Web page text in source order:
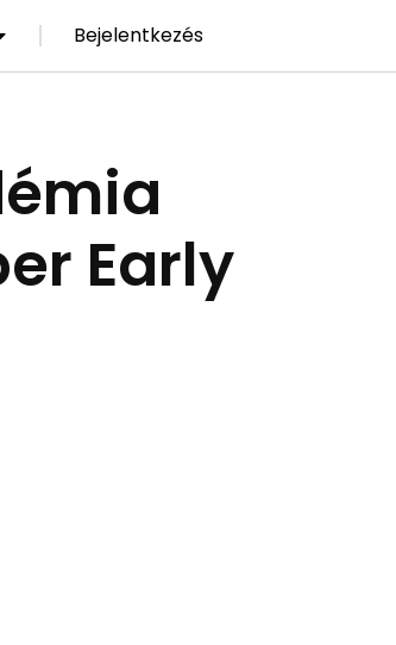
Bejelentkezés
Early